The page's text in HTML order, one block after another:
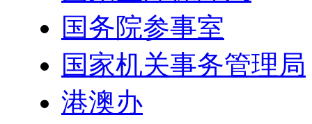
国务院参事室
国家机关事务管理局
港澳办